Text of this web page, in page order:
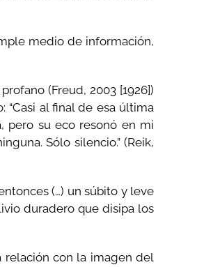
medio de información,
(Freud, 2003 [1926])
al final de esa última
pero su eco resonó en mi
Sólo silencio.” (Reik,
(…) un súbito y leve
duradero que disipa los
relación con la imagen del